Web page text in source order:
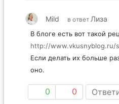
Mild в ответ Лиза
В блоге есть вот такой
http://www.vkusnyblog.ru/
Если делать их больше
оно.
0 0